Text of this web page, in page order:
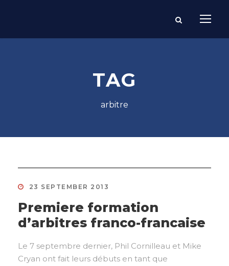
TAG
arbitre
23 SEPTEMBER 2013
Premiere formation
d’arbitres franco-francaise
Le 7 septembre dernier, Phil Cornilleau et Mike
Cryan ont fait leurs débuts en tant que